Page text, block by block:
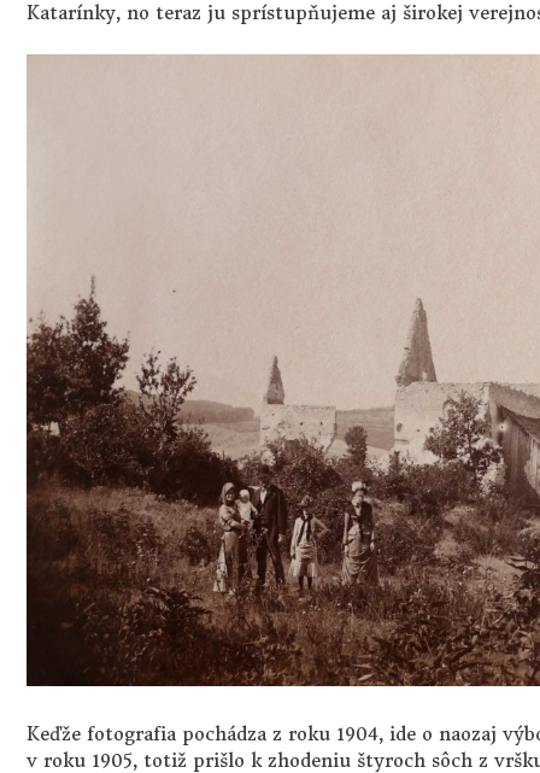
Katarínky, no teraz ju sprístupňujeme aj širokej
Keďže fotografia pochádza z roku 1904, ide o naozaj
v roku 1905, totiž prišlo k zhodeniu štyroch sôch z